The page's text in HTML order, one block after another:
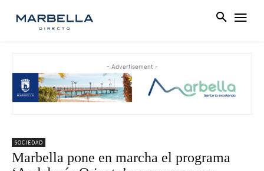
- Advertisement -
SOCIEDAD
Marbella pone en marcha el programa